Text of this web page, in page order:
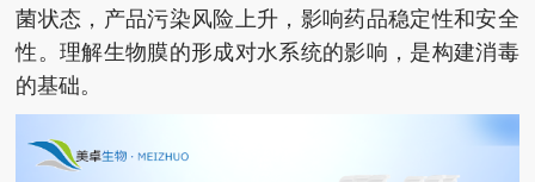
菌状态，产品污染风险上升，影响药品稳定性和安全
性。理解生物膜的形成对水系统的影响，是构建消毒
的基础。